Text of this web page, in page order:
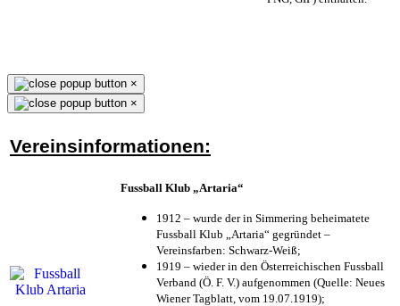
×
×
Vereinsinformationen:
Fussball Klub „Artaria“
1912 – wurde der in Simmering beheimatete
Fussball Klub „Artaria“ gegründet –
Vereinsfarben: Schwarz-Weiß;
1919 – wieder in den Österreichischen Fussball
Verband (Ö. F. V.) aufgenommen (Quelle: Neues
Wiener Tagblatt, vom 19.07.1919);